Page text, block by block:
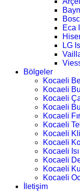
Eca
LG
Bölgeler
Kocaeli
Kocaeli
Kocaeli
Kocaeli
Kocaeli
Kocaeli
Kocaeli
Kocaeli
Kocaeli
Kocaeli
Kocaeli
Kocaeli
İletişim